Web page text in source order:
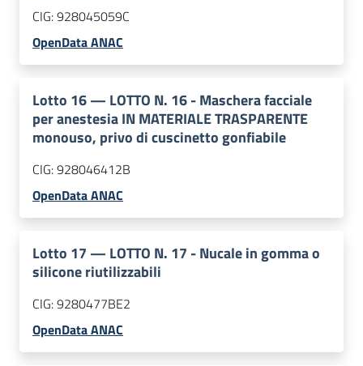
CIG:928045059C
OpenData ANAC
Lotto 16— LOTTO N. 16 - Maschera facciale
per anestesia IN MATERIALE TRASPARENTE
monouso, privo di cuscinetto gonfiabile
CIG:928046412B
OpenData ANAC
Lotto 17 — LOTTO N. 17 - Nucale in gomma o
silicone riutilizzabili
CIG:9280477BE2
OpenData ANAC